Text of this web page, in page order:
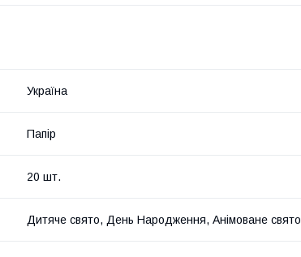
Україна
Папір
20 шт.
Дитяче свято, День Народження, Анімоване свято